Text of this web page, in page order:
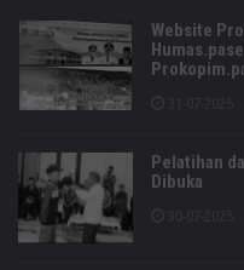
Website
Pelatihan
Dibuka